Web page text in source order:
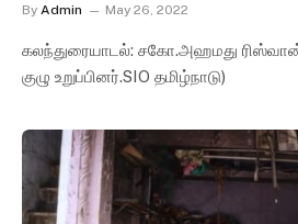
By Admin May 26, 2022
கலந்துரையாடல்: சகோ.அஹமது
குழு உறுப்பினர்.SIO தமிழ்நாடு)